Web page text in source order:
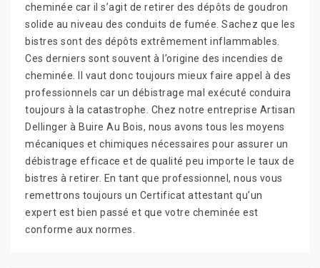
cheminée car il s’agit de retirer des dépôts de goudron
solide au niveau des conduits de fumée. Sachez que les
bistres sont des dépôts extrêmement inflammables.
Ces derniers sont souvent à l’origine des incendies de
cheminée. Il vaut donc toujours mieux faire appel à des
professionnels car un débistrage mal exécuté conduira
toujours à la catastrophe. Chez notre entreprise Artisan
Dellinger à Buire Au Bois, nous avons tous les moyens
mécaniques et chimiques nécessaires pour assurer un
débistrage efficace et de qualité peu importe le taux de
bistres à retirer. En tant que professionnel, nous vous
remettrons toujours un Certificat attestant qu’un
expert est bien passé et que votre cheminée est
conforme aux normes.